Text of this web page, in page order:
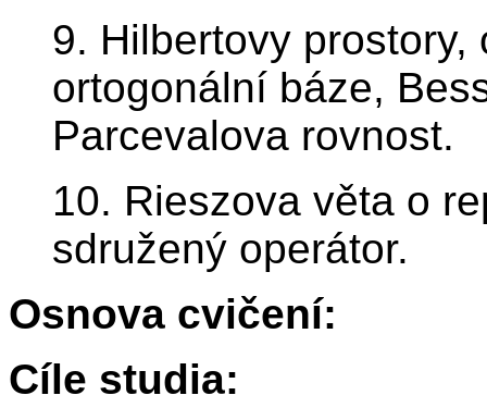
9. Hilbertovy
ortogonální báze,
Parcevalova rovnost.
10. Rieszova věta o
sdružený operátor.
Osnova cvičení:
Cíle studia: